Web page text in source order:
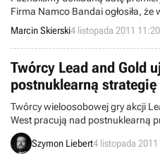
Firma Namco Bandai ogłosiła,
zręcznościowych wyścigów
roku.
Marcin Skierski4 listopada 2011 11:20
Twórcy Lead and Gold
postnuklearną strategię
Twórcy wieloosobowej gry akcji
West pracują nad postnuklearną
gatunku RTS. Z pierwszych
skierowana do fanów takich hitów
Szymon Liebert4 listopada 2011